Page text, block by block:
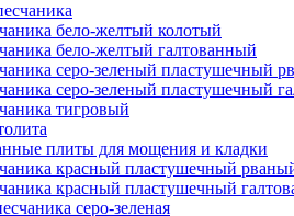
бело-желтый колотый
бело-желтый галтованный
серо-зеленый пластушечный
серо-зеленый пластушечный
тигровый
плиты для мощения и кладки
красный пластушечный
красный пластушечный
серо-зеленая